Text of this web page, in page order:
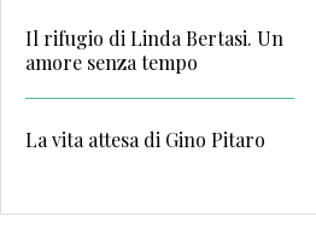
Il rifugio di Linda Bertasi. Un
amore senza tempo
La vita attesa di Gino Pitaro